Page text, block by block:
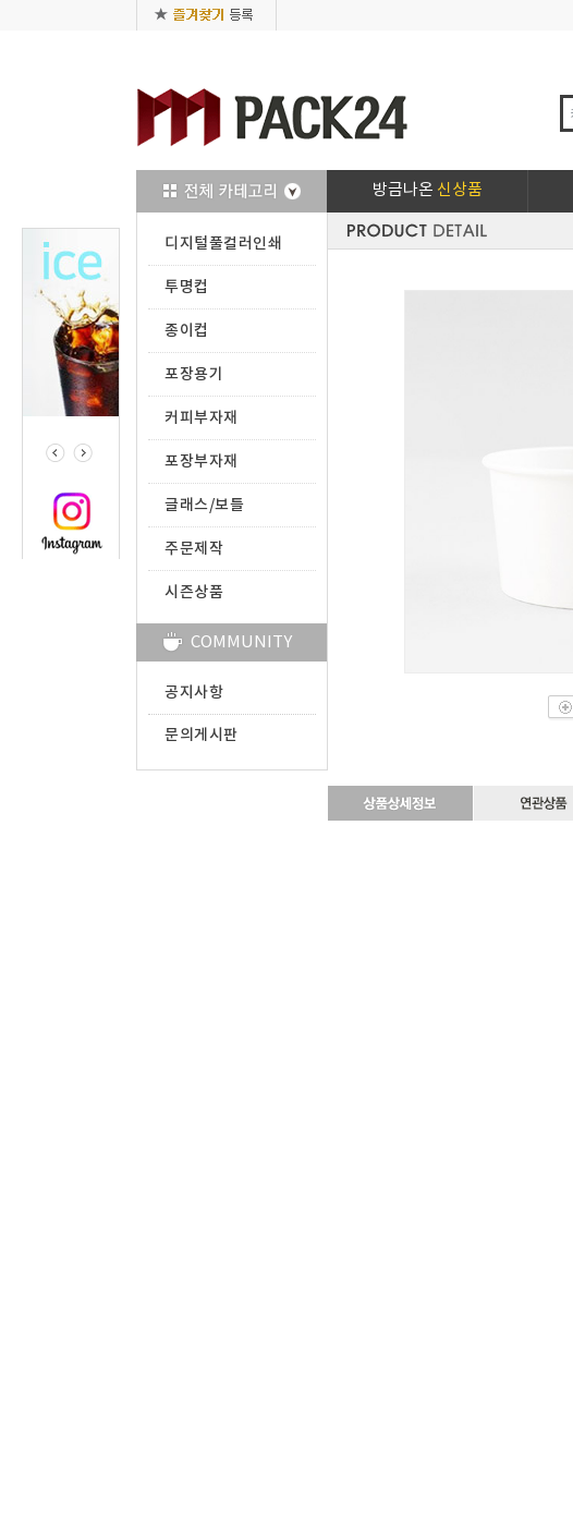
방금나온 신상품
디지털풀컬러인쇄
투명컵
종이컵
포장용기
커피부자재
포장부자재
글래스/보틀
주문제작
시즌상품
COMMUNITY
공지사항
문의게시판